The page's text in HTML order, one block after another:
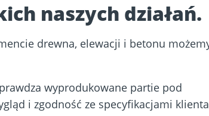
naszych działań.
drewna, elewacji i betonu
wyprodukowane partie pod
i zgodność ze specyfikacjami